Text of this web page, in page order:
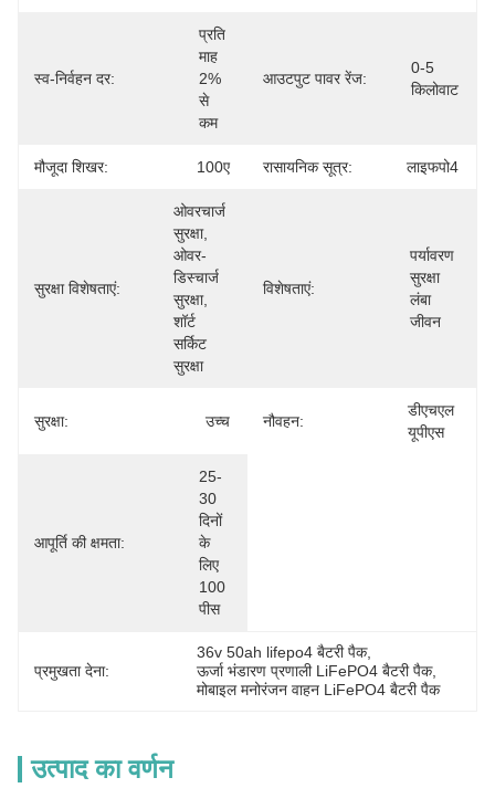
स्व-निर्वहन दर:
प्रति
माह
2%
से
कम
आउटपुट पावर रेंज:
0-5
किलोवाट
मौजूदा शिखर: 100ए रासायनिक सूत्र: लाइफपो4
सुरक्षा विशेषताएं:
ओवरचार्ज
सुरक्षा,
ओवर-
डिस्चार्ज
सुरक्षा,
शॉर्ट
सर्किट
सुरक्षा
विशेषताएं:
पर्यावरण
सुरक्षा
लंबा
जीवन
सुरक्षा: उच्च नौवहन:
डीएचएल
यूपीएस
आपूर्ति की क्षमता:
25-
30
दिनों
के
लिए
100
पीस
प्रमुखता देना:
36v 50ah lifepo4 बैटरी पैक,
ऊर्जा भंडारण प्रणाली LiFePO4 बैटरी पैक,
मोबाइल मनोरंजन वाहन LiFePO4 बैटरी पैक
उत्पाद का वर्णन